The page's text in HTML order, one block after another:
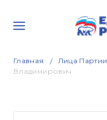
Главная Лица Партии
Владимирович